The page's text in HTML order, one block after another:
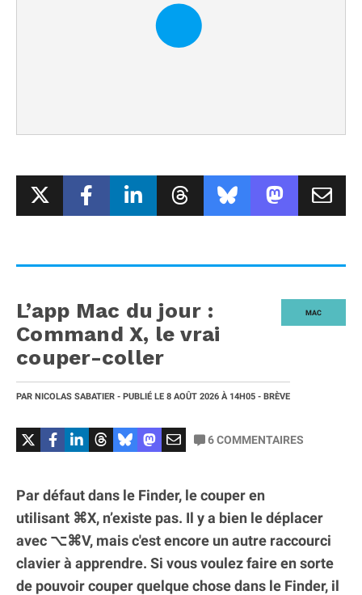
MAC
L’app Mac du jour :
Command X, le vrai
couper-coller
PAR NICOLAS SABATIER - PUBLIÉ LE 8 AOÛT 2026 À 14H05 - BRÈVE
6COMMENTAIRES
Par défaut dans le Finder, le couper en
utilisant ⌘X, n’existe pas. Il y a bien le déplacer
avec ⌥⌘V, mais c'est encore un autre raccourci
clavier à apprendre. Si vous voulez faire en sorte
de pouvoir couper quelque chose dans le Finder, il